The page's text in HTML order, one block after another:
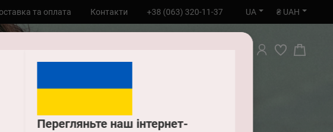
Перегляньте наш інтернет-
та оплата Контакти +38 (063) 320-11-37 UA ₴ UAH